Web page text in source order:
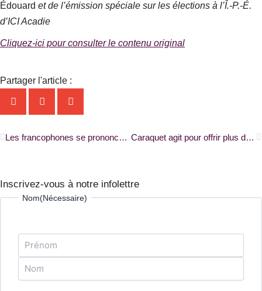
Édouard et de l’émission spéciale sur les élections à l’Î.-P.-É.
d’ICI Acadie
Cliquez-ici pour consulter le contenu original
Partager l'article :
Précédent Les francophones se prononcent pour le maintien de l’École de la GRC en Saskatchewan |RADIO-CANADA| Caraquet agit pour offrir plus de places dans une garderie francophone |RADIO-CANADA|
Inscrivez-vous à notre infolettre
Nom(Nécessaire)
Prénom
Nom